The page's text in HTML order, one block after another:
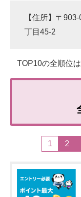
【住所】〒
丁目45-2
TOP10の全順位は
1 2